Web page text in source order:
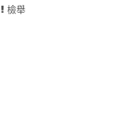
檢舉